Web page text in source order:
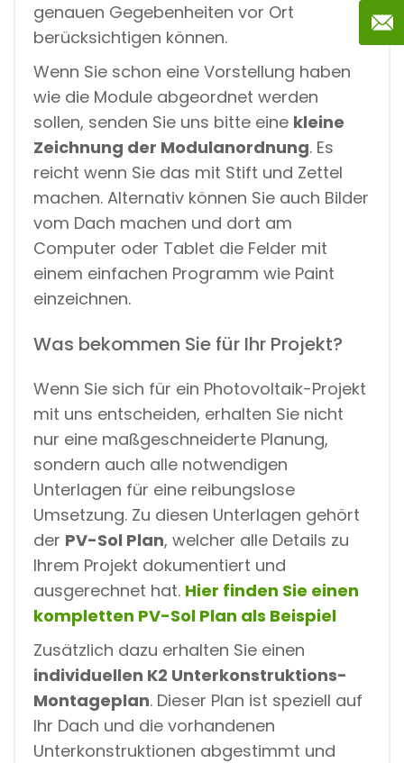
genauen Gegebenheiten vor Ort
berücksichtigen können.
Wenn Sie schon eine Vorstellung haben
wie die Module abgeordnet werden
sollen, senden Sie uns bitte eine kleine
Zeichnung der Modulanordnung. Es
reicht wenn Sie das mit Stift und Zettel
machen. Alternativ können Sie auch Bilder
vom Dach machen und dort am
Computer oder Tablet die Felder mit
einem einfachen Programm wie Paint
einzeichnen.
Was bekommen Sie für Ihr Projekt?
Wenn Sie sich für ein Photovoltaik-Projekt
mit uns entscheiden, erhalten Sie nicht
nur eine maßgeschneiderte Planung,
sondern auch alle notwendigen
Unterlagen für eine reibungslose
Umsetzung. Zu diesen Unterlagen gehört
der PV-Sol Plan, welcher alle Details zu
Ihrem Projekt dokumentiert und
ausgerechnet hat. Hier finden Sie einen
kompletten PV-Sol Plan als Beispiel
Zusätzlich dazu erhalten Sie einen
individuellen K2 Unterkonstruktions-
Montageplan. Dieser Plan ist speziell auf
Ihr Dach und die vorhandenen
Unterkonstruktionen abgestimmt und